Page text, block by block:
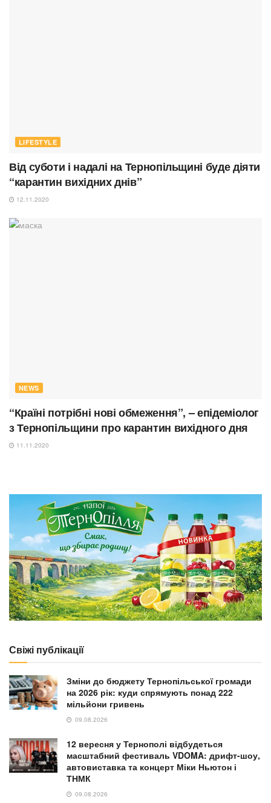
LIFESTYLE
Від суботи і надалі на Тернопільщині буде діяти
“карантин вихідних днів”
12.11.2020
NEWS
“Країні потрібні нові обмеження”, – епідеміолог
з Тернопільщини про карантин вихідного дня
11.11.2020
Свіжі публікації
Зміни до бюджету Тернопільської громади
на 2026 рік: куди спрямують понад 222
мільйони гривень
09.08.2026
12 вересня у Тернополі відбудеться
масштабний фестиваль VDOMA: дрифт-шоу,
автовиставка та концерт Міки Ньютон і
ТНМК
09.08.2026